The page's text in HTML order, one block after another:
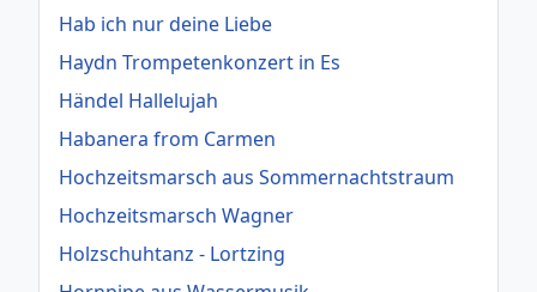
Hab ich nur deine Liebe
Haydn Trompetenkonzert in Es
Händel Hallelujah
Habanera from Carmen
Hochzeitsmarsch aus Sommernachtstraum
Hochzeitsmarsch Wagner
Holzschuhtanz - Lortzing